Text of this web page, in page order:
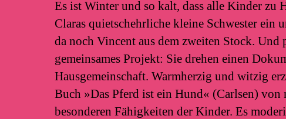
Es ist Winter und so kalt, dass alle Kinder zu
Claras quietschehrliche kleine Schwester ein
da noch Vincent aus dem zweiten Stock.
gemeinsames Projekt: Sie drehen einen
Hausgemeinschaft. Warmherzig und witzig
Buch »Das Pferd ist ein Hund« (Carlsen) von
besonderen Fähigkeiten der Kinder. Es